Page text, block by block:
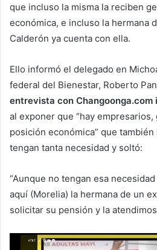
que incluso la misma la reciben
económica, e incluso la hermana
Calderón ya cuenta con ella.
Ello informó el delegado en
federal del Bienestar, Roberto
entrevista con
al exponer que “hay
posición económica” que
tengan tanta necesidad y soltó:
“Aunque no tengan esa
aquí (Morelia) la hermana de un
solicitar su pensión y la